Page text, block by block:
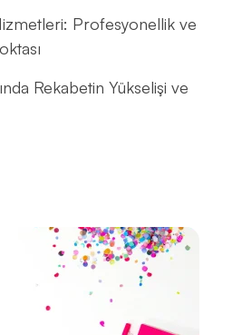
Profesyonellik ve
Rekabetin Yükselişi ve
Tasarımı
İle Dijital Dünyada Öne